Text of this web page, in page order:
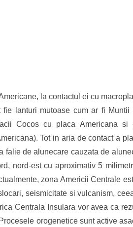
la contactul ei cu
lanturi mutoase cum ar fi
Cocos cu placa Americana
Tot in aria de contact a
de alunecare cauzata de
nord-est cu aproximativ 5
zona Americii Centrale
seismicitate si vulcanism,
Centrala Insulara vor avea ca
orogenetice sunt active